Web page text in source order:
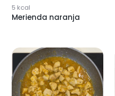
5 kcal
Merienda naranja